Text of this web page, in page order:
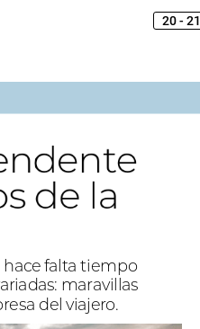
20 - 21
de la
hacefalta tiempo
maravillas
del viajero.
de la